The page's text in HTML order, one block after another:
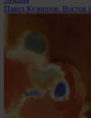
Павел Кузнецов. Восток